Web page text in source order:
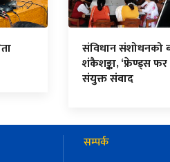
संविधान संशोधनको
शंकैशङ्का, ‘फ्रेण्ड्स फर
संयुक्त संवाद
सम्पर्क